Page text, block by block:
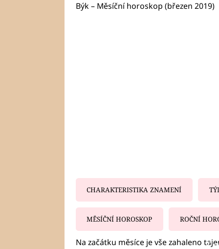
Býk – Měsíční horoskop (březen 2019)
CHARAKTERISTIKA ZNAMENÍ
MĚSÍČNÍ HOROSKOP ROČNÍ
Na začátku měsíce je vše zahaleno